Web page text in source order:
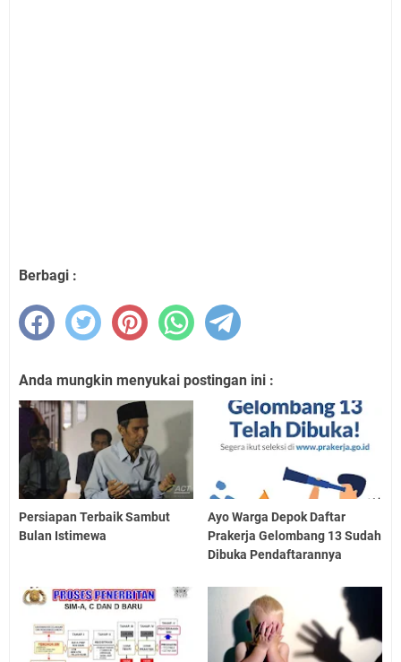
Berbagi :
Anda mungkin menyukai postingan ini :
Persiapan Terbaik Sambut
Bulan Istimewa
Ayo Warga Depok Daftar
Prakerja Gelombang 13 Sudah
Dibuka Pendaftarannya